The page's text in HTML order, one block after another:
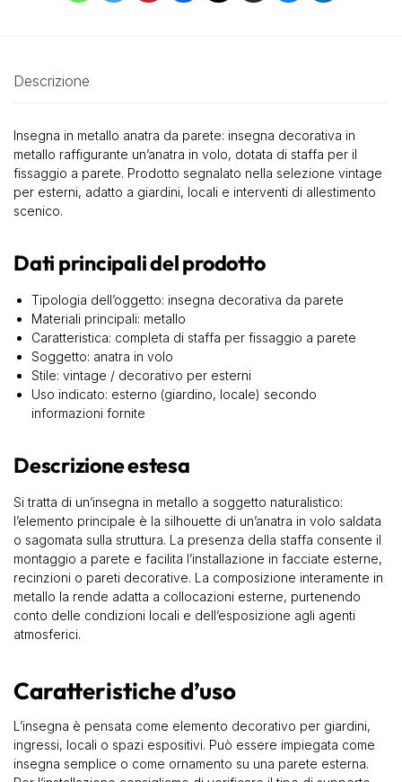
Descrizione
Insegna in metallo anatra da parete: insegna decorativa in
metallo raffigurante un’anatra in volo, dotata di staffa per il
fissaggio a parete. Prodotto segnalato nella selezione vintage
per esterni, adatto a giardini, locali e interventi di allestimento
scenico.
Dati principali del prodotto
Tipologia dell’oggetto: insegna decorativa da parete
Materiali principali: metallo
Caratteristica: completa di staffa per fissaggio a parete
Soggetto: anatra in volo
Stile: vintage / decorativo per esterni
Uso indicato: esterno (giardino, locale) secondo
informazioni fornite
Descrizione estesa
Si tratta di un’insegna in metallo a soggetto naturalistico:
l’elemento principale è la silhouette di un’anatra in volo saldata
o sagomata sulla struttura. La presenza della staffa consente il
montaggio a parete e facilita l’installazione in facciate esterne,
recinzioni o pareti decorative. La composizione interamente in
metallo la rende adatta a collocazioni esterne, purtenendo
conto delle condizioni locali e dell’esposizione agli agenti
atmosferici.
Caratteristiche d’uso
L’insegna è pensata come elemento decorativo per giardini,
ingressi, locali o spazi espositivi. Può essere impiegata come
insegna semplice o come ornamento su una parete esterna.